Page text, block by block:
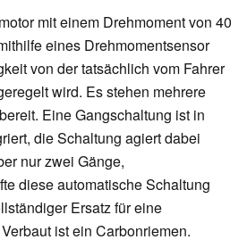
mit einem Drehmoment von 40
eines Drehmomentsensor
von der tatsächlich vom Fahrer
wird. Es stehen mehrere
Eine Gangschaltung ist in
die Schaltung agiert dabei
nur zwei Gänge,
diese automatische Schaltung
Ersatz für eine
ist ein Carbonriemen.